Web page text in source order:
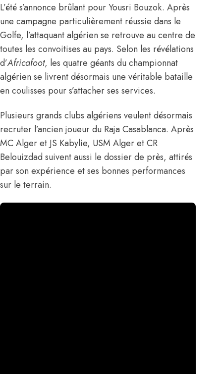
L’été s’annonce brûlant pourYousri Bouzok. Après
une campagne particulièrement réussie dans le
Golfe, l’attaquant algérien se retrouve au centre de
toutes les convoitises au pays. Selon les révélations
d’Africafoot, les quatre géants du championnat
algérien se livrent désormais une véritable bataille
en coulisses pour s’attacher ses services.
Plusieurs grands clubs algériens veulent désormais
recruter l’ancien joueur du Raja Casablanca. Après
MC Alger et JS Kabylie, USM Alger et CR
Belouizdad suivent aussi le dossier de près, attirés
par son expérience et ses bonnes performances
sur le terrain.